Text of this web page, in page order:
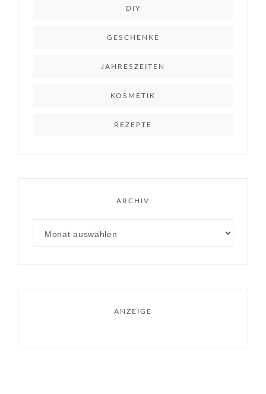
DIY
GESCHENKE
JAHRESZEITEN
KOSMETIK
REZEPTE
ARCHIV
ANZEIGE